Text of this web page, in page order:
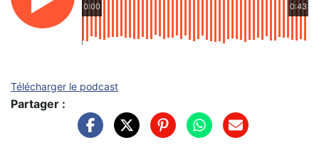
0:00 0:43
Télécharger le podcast
Partager :